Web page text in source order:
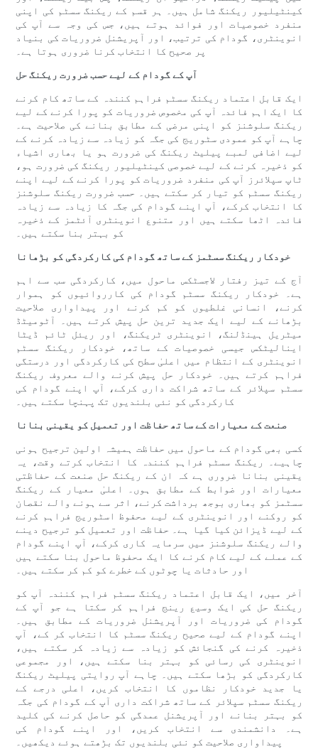
کینٹیلیور ریکنگ شامل ہیں۔ ہر قسم کے ریکنگ سسٹم کی اپنی
منفرد خصوصیات اور فوائد ہوتے ہیں، جس کی وجہ سے آپ کی
انوینٹری، گودام کی ترتیب، اور آپریشنل ضروریات کی بنیاد
پر صحیح کا انتخاب کرنا ضروری ہوتا ہے۔
آپ کے گودام کے لیے حسب ضرورت ریکنگ حل
ایک قابل اعتماد ریکنگ سسٹم فراہم کنندہ کے ساتھ کام کرنے
کا ایک اہم فائدہ آپ کی مخصوص ضروریات کو پورا کرنے کے لیے
ریکنگ سلوشنز کو اپنی مرضی کے مطابق بنانے کی صلاحیت ہے۔
چاہے آپ کو عمودی سٹوریج کی جگہ کو زیادہ سے زیادہ کرنے کے
لیے اضافی لمبے پیلیٹ ریکنگ کی ضرورت ہو یا بھاری اشیاء
کو ذخیرہ کرنے کے لیے خصوصی کینٹیلیور ریکنگ کی ضرورت ہو،
ٹاپ سپلائرز آپ کی منفرد ضروریات کو پورا کرنے کے لیے اپنے
ریکنگ سسٹم کو تیار کر سکتے ہیں۔ حسب ضرورت ریکنگ سلوشنز
کا انتخاب کرکے، آپ اپنے گودام کی جگہ کا زیادہ سے زیادہ
فائدہ اٹھا سکتے ہیں اور متنوع انوینٹری آئٹمز کے ذخیرہ
کو بہتر بنا سکتے ہیں۔
خودکار ریکنگ سسٹمز کے ساتھ گودام کی کارکردگی کو بڑھانا
آج کے تیز رفتار لاجسٹکس ماحول میں، کارکردگی سب سے اہم
ہے۔ خودکار ریکنگ سسٹم گودام کی کارروائیوں کو ہموار
کرنے، انسانی غلطیوں کو کم کرنے اور پیداواری صلاحیت
بڑھانے کے لیے ایک جدید ترین حل پیش کرتے ہیں۔ آٹومیٹڈ
میٹریل ہینڈلنگ، انوینٹری ٹریکنگ، اور ریئل ٹائم ڈیٹا
اینالیٹکس جیسی خصوصیات کے ساتھ، خودکار ریکنگ سسٹم
انوینٹری کے انتظام میں اعلیٰ سطح کی کارکردگی اور درستگی
فراہم کرتے ہیں۔ خودکار حل پیش کرنے والے معروف ریکنگ
سسٹم سپلائر کے ساتھ شراکت داری کرکے، آپ اپنے گودام کی
کارکردگی کو نئی بلندیوں تک پہنچا سکتے ہیں۔
صنعت کے معیارات کے ساتھ حفاظت اور تعمیل کو یقینی بنانا
کسی بھی گودام کے ماحول میں حفاظت ہمیشہ اولین ترجیح ہونی
چاہیے۔ ریکنگ سسٹم فراہم کنندہ کا انتخاب کرتے وقت، یہ
یقینی بنانا ضروری ہے کہ ان کے ریکنگ حل صنعت کے حفاظتی
معیارات اور ضوابط کے مطابق ہوں۔ اعلیٰ معیار کے ریکنگ
سسٹمز کو بھاری بوجھ برداشت کرنے، اثر سے ہونے والے نقصان
کو روکنے اور انوینٹری کے لیے محفوظ اسٹوریج فراہم کرنے
کے لیے ڈیزائن کیا گیا ہے۔ حفاظت اور تعمیل کو ترجیح دینے
والے ریکنگ سلوشنز میں سرمایہ کاری کرکے، آپ اپنے گودام
کے عملے کے لیے کام کرنے کا ایک محفوظ ماحول بنا سکتے ہیں
اور حادثات یا چوٹوں کے خطرے کو کم کر سکتے ہیں۔
آخر میں، ایک قابل اعتماد ریکنگ سسٹم فراہم کنندہ آپ کو
ریکنگ حل کی ایک وسیع رینج فراہم کر سکتا ہے جو آپ کے
گودام کی ضروریات اور آپریشنل ضروریات کے مطابق ہیں۔
اپنے گودام کے لیے صحیح ریکنگ سسٹم کا انتخاب کر کے، آپ
ذخیرہ کرنے کی گنجائش کو زیادہ سے زیادہ کر سکتے ہیں،
انوینٹری کی رسائی کو بہتر بنا سکتے ہیں، اور مجموعی
کارکردگی کو بڑھا سکتے ہیں۔ چاہے آپ روایتی پیلیٹ ریکنگ
یا جدید خودکار نظاموں کا انتخاب کریں، اعلی درجے کے
ریکنگ سسٹم سپلائر کے ساتھ شراکت داری آپ کے گودام کی جگہ
کو بہتر بنانے اور آپریشنل عمدگی کو حاصل کرنے کی کلید
ہے۔ دانشمندی سے انتخاب کریں، اور اپنے گودام کی
پیداواری صلاحیت کو نئی بلندیوں تک بڑھتے ہوئے دیکھیں۔